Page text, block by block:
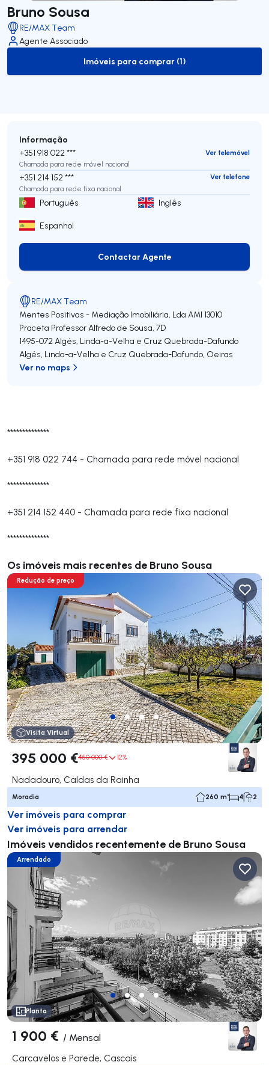
Bruno Sousa
RE/MAX Team
Agente Associado
to-buy-listing
Imóveis para comprar (1)
**************
+351 918 022 744 - Chamada para rede móvel nacional
**************
+351 214 152 440 - Chamada para rede fixa nacional
**************
Os imóveis mais recentes de Bruno Sousa
Redução de preço
Visita Virtual
395 000 €450 000 € 12%
Nadadouro, Caldas da Rainha
Moradia 260 m² 4 2
Ver imóveis para comprar
Ver imóveis para arrendar
Imóveis vendidos recentemente de Bruno Sousa
Arrendado
Planta
1 900 € / Mensal
Carcavelos e Parede, Cascais
Informação
+351 918 022 ***
Ver telemóvel
Chamada para rede móvel nacional
+351 214 152 ***
Ver telefone
Chamada para rede fixa nacional
Português Inglês
Espanhol
Contactar Agente
Contactar Agente
RE/MAX Team
Mentes Positivas - Mediação Imobiliária, Lda AMI 13010
Praceta Professor Alfredo de Sousa, 7D
1495-072Algés, Linda-a-Velha e Cruz Quebrada-Dafundo
Algés, Linda-a-Velha e Cruz Quebrada-Dafundo, Oeiras
Ver no maps